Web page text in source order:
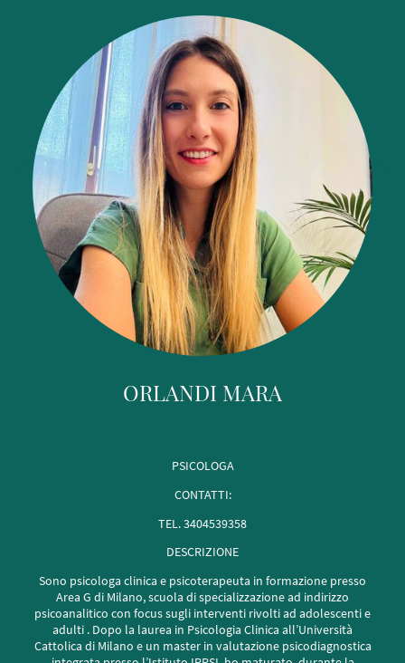
ORLANDI MARA
PSICOLOGA
CONTATTI:
TEL. 3404539358
DESCRIZIONE
Sono psicologa clinica e psicoterapeuta in formazione presso
Area G di Milano, scuola di specializzazione ad indirizzo
psicoanalitico con focus sugli interventi rivolti ad adolescenti e
adulti . Dopo la laurea in Psicologia Clinica all’Università
Cattolica di Milano e un master in valutazione psicodiagnostica